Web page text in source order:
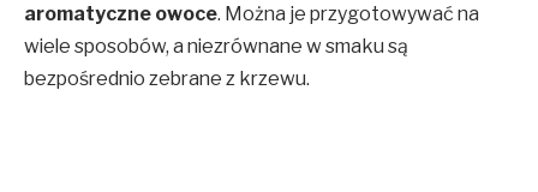
aromatyczne owoce. Można je przygotowywać na
wiele sposobów, a niezrównane w smaku są
bezpośrednio zebrane z krzewu.